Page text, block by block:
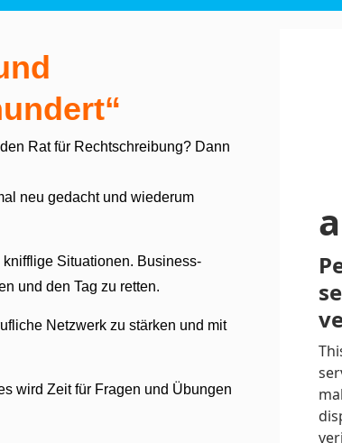
Rat für Rechtschreibung? Dann
neu gedacht und wiederum
Situationen. Business-
und den Tag zu retten.
Netzwerk zu stärken und mit
wird Zeit für Fragen und Übungen